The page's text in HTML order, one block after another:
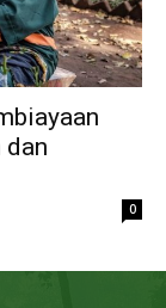
dan
0